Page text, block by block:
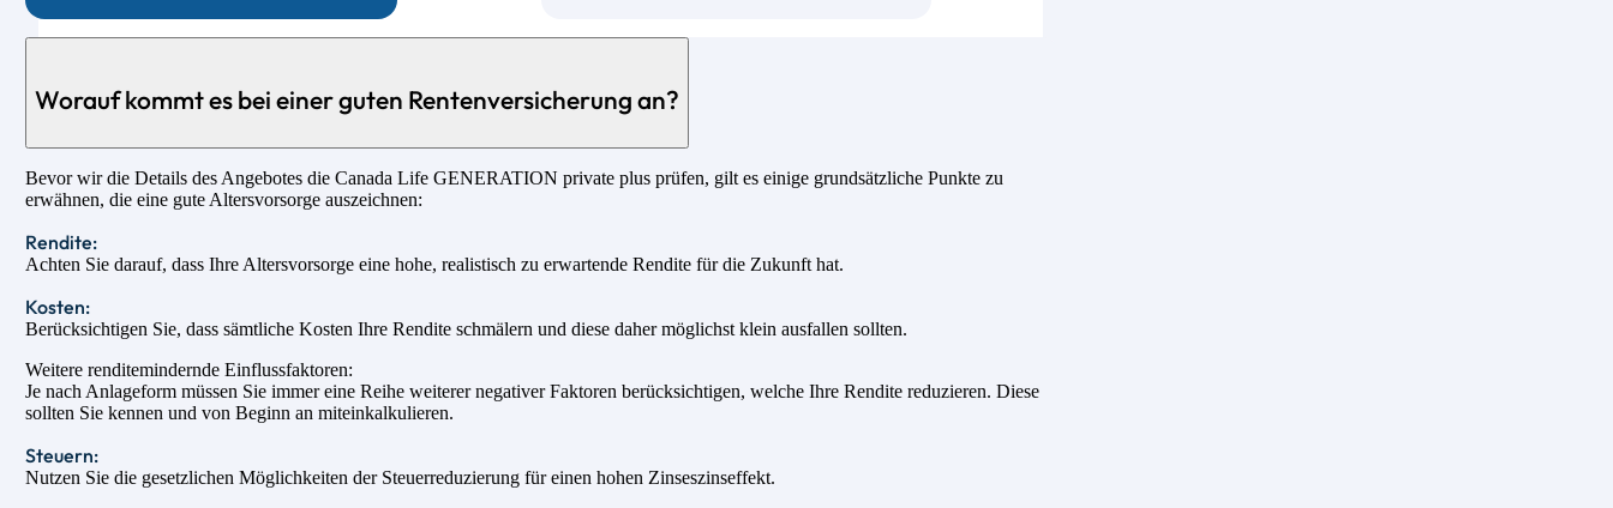
Worauf kommt es bei einer guten Rentenversicherung an?
Bevor wir die Details des Angebotes die Canada Life GENERATION private plus prüfen, gilt es einige grundsätzliche Punkte zu
erwähnen, die eine gute Altersvorsorge auszeichnen:
Rendite:
Achten Sie darauf, dass Ihre Altersvorsorge eine hohe, realistisch zu erwartende Rendite für die Zukunft hat.
Kosten:
Berücksichtigen Sie, dass sämtliche Kosten Ihre Rendite schmälern und diese daher möglichst klein ausfallen sollten.
Weitere renditemindernde Einflussfaktoren:
Je nach Anlageform müssen Sie immer eine Reihe weiterer negativer Faktoren berücksichtigen, welche Ihre Rendite reduzieren. Diese
sollten Sie kennen und von Beginn an miteinkalkulieren.
Steuern:
Nutzen Sie die gesetzlichen Möglichkeiten der Steuerreduzierung für einen hohen Zinseszinseffekt.